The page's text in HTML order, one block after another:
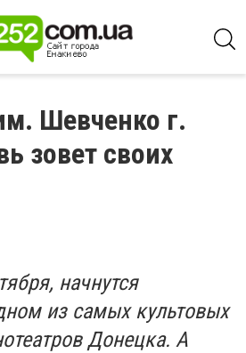
Шевченко г.
зовет своих
начнутся
из самых культовых
Донецка. А